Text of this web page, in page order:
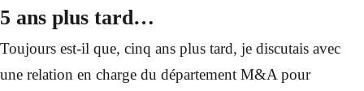
5 ans plus tard…
Toujours est-il que, cinq ans plus tard, je discutais avec
une relation en charge du département M&A pour